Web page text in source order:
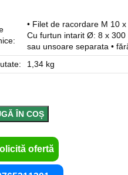
• Filet de racordare M 10
Cu furtun intarit Ø: 8 x 300
sau unsoare separata •
1,34 kg
ÎN COȘ
ofertă